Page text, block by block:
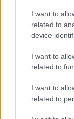
I want to
related to
device
I want to
related to
I want to
related to
Itt
között